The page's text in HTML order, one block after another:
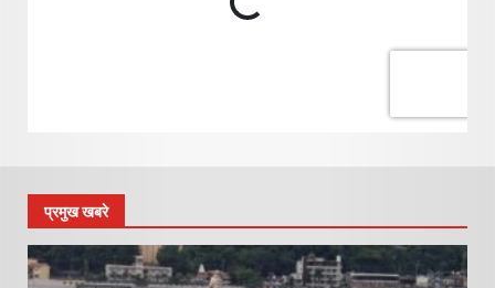
प्रमुख खबरे